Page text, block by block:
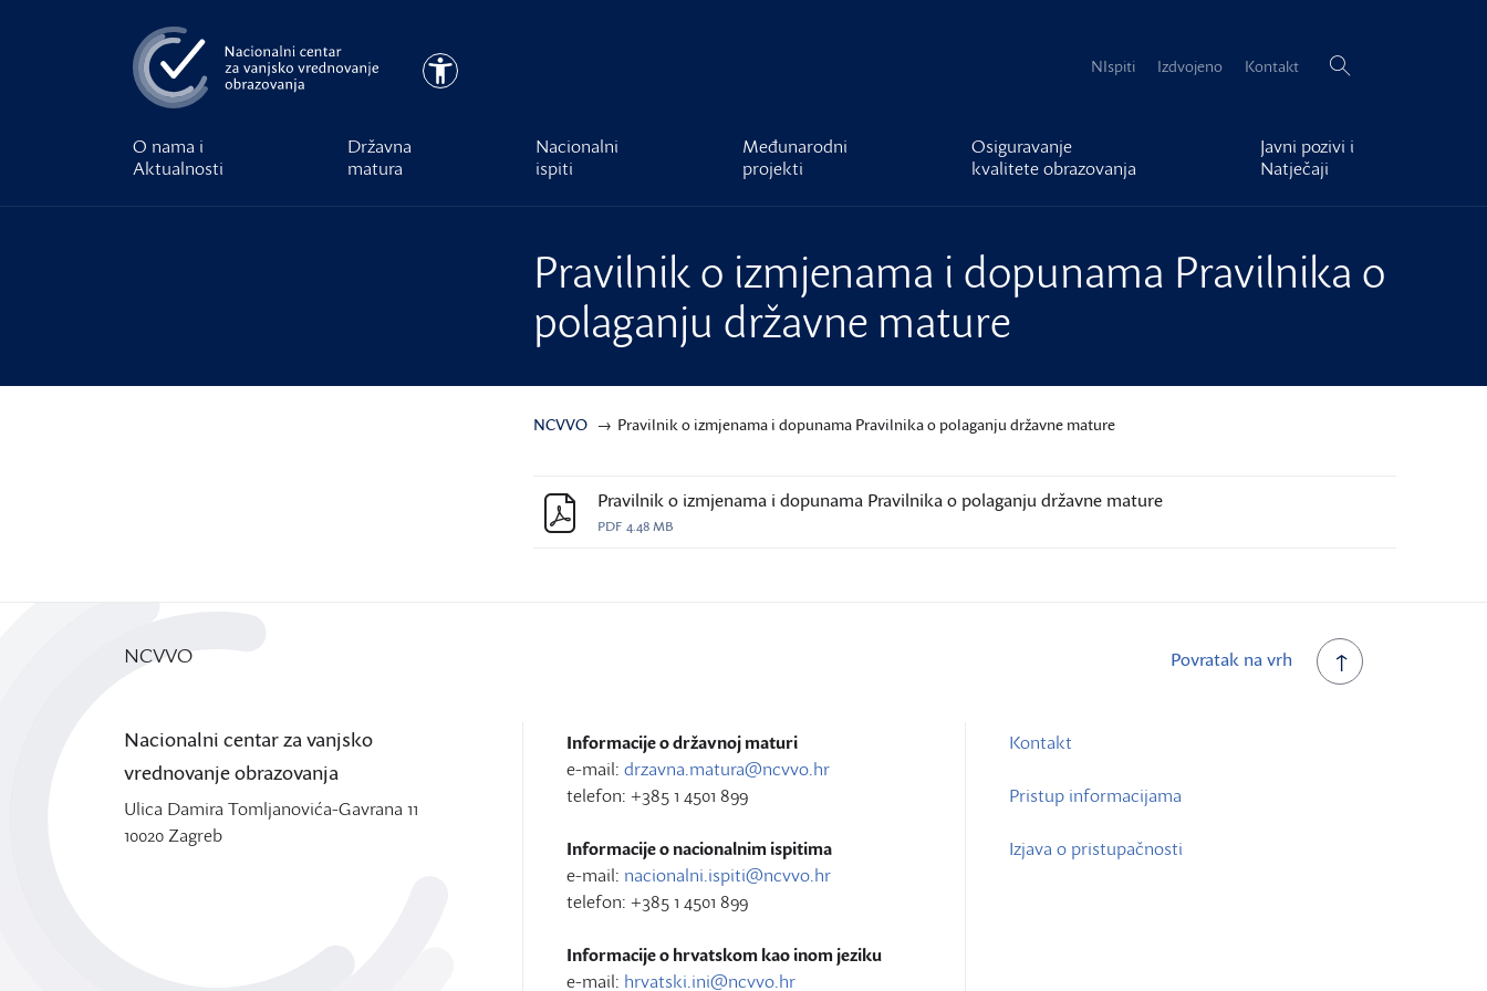
Pristupačnost NIspiti Izdvojeno Kontakt Pretraži:
O nama i
Aktualnosti
Državna
matura
Nacionalni
ispiti
Međunarodni
projekti
Osiguravanje
kvalitete obrazovanja
Javni pozivi i
Natječaji
Pravilnik o izmjenama i dopunama Pravilnika o
polaganju državne mature
NCVVO Pravilnik o izmjenama i dopunama Pravilnika o polaganju državne mature
Pravilnik o izmjenama i dopunama Pravilnika o polaganju državne mature
PDF 4.48 MB
Povratak na vrh
NCVVO
Nacionalni centar za vanjsko
vrednovanje obrazovanja
Ulica Damira Tomljanovića-Gavrana 11
10020 Zagreb
Informacije o državnoj maturi
e-mail: drzavna.matura@ncvvo.hr
telefon: +385 1 4501 899
Informacije o nacionalnim ispitima
e-mail: nacionalni.ispiti@ncvvo.hr
telefon: +385 1 4501 899
Informacije o hrvatskom kao inom jeziku
e-mail: hrvatski.ini@ncvvo.hr
Kontakt
Pristup informacijama
Izjava o pristupačnosti